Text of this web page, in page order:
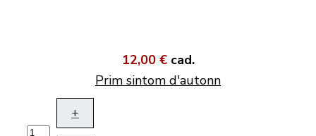
12,00 € cad.
Prim sintom d'autonn
+